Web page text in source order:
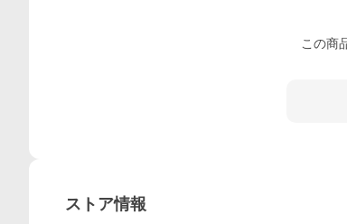
この商
ストア情報